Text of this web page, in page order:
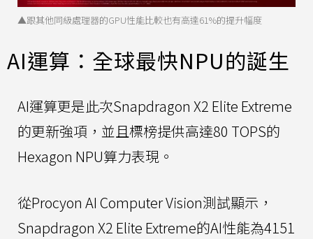
▲跟其他同級處理器的GPU性能比較也有高達61%的提升幅度
AI運算：全球最快NPU的誕生
AI運算更是此次Snapdragon X2 Elite Extreme
的更新強項，並且標榜提供高達80 TOPS的
Hexagon NPU算力表現。
從Procyon AI Computer Vision測試顯示，
Snapdragon X2 Elite Extreme的AI性能為4151